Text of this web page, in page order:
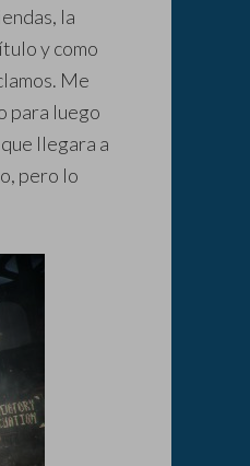
la
y como
Me
para luego
llegara a
pero lo